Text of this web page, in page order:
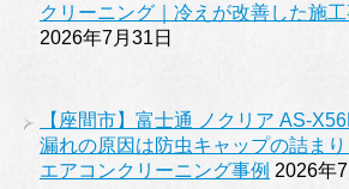
クリーニング｜冷えが改善した施工
2026年7月31日
【座間市】富士通 ノクリア AS-
漏れの原因は防虫キャップの詰ま
エアコンクリーニング事例 2026年